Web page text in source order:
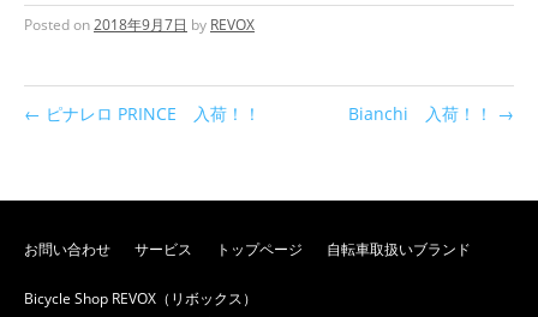
Posted on2018年9月7日 by REVOX
← ピナレロ PRINCE 入荷！！ Bianchi 入荷！！ →
お問い合わせ サービス トップページ 自転車取扱いブランド
Bicycle Shop REVOX（リボックス）